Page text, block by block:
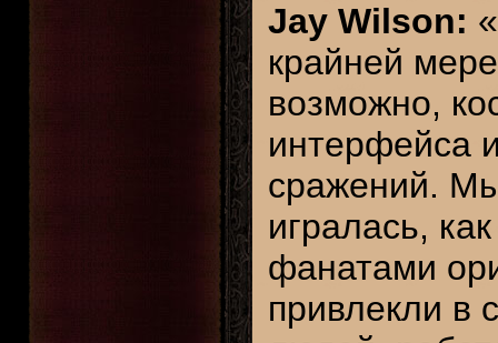
Jay Wilson:
крайней
возможно,
интерфейса
сражений.
игралась,
фанатами
привлекли в